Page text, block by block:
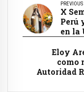
PREVIOUS
X
Perú
en la
Eloy
como
Autoridad